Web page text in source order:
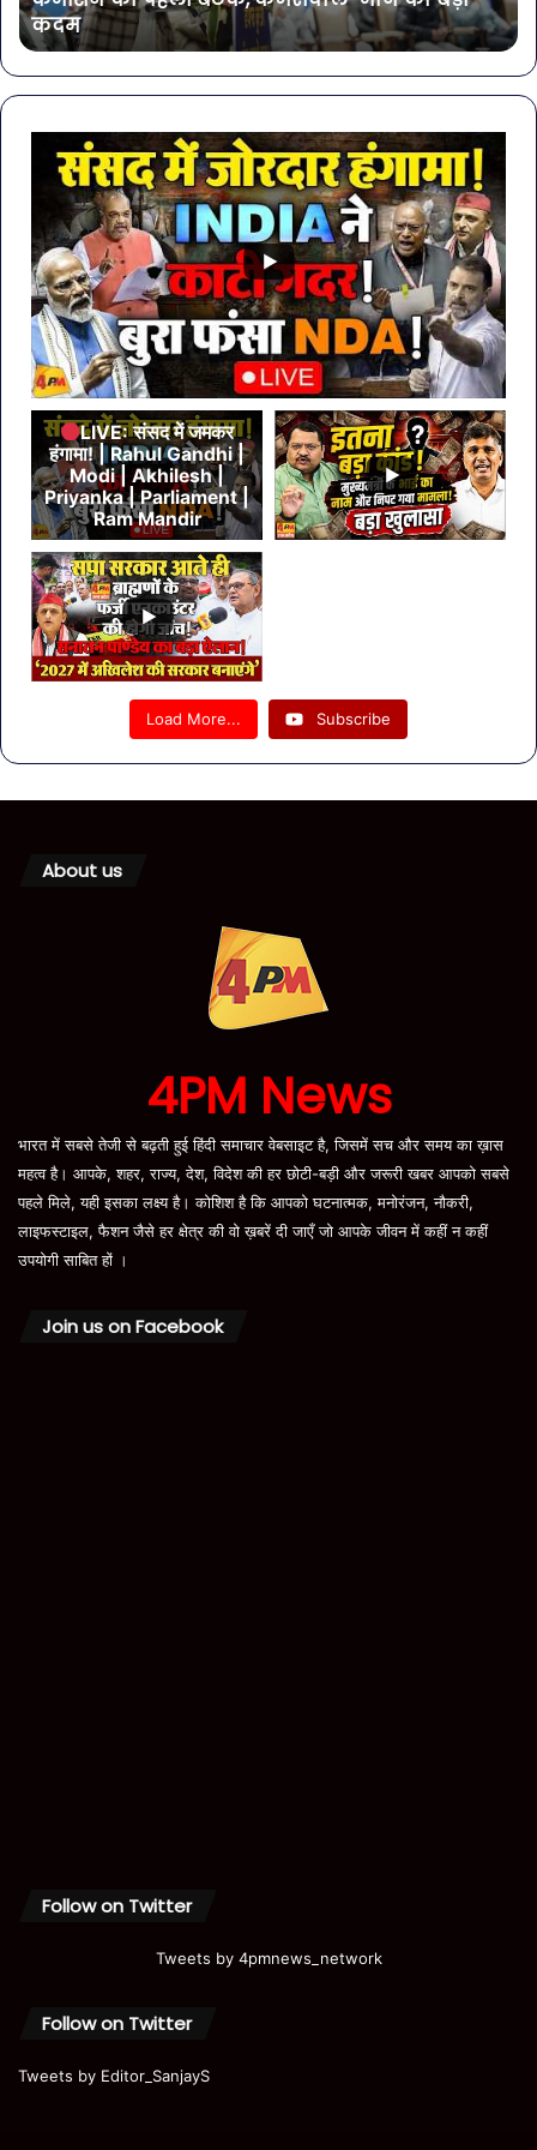
कमीशन
की
पहली
बैठक,
कदम
में
करें
ये
LIVE: संसद में जमकर
हंगामा! | Rahul Gandhi |
Modi | Akhilesh |
Priyanka | Parliament |
Ram Mandir
Load More... Subscribe
About us
4PM News
भारत में सबसे तेजी से बढ़ती हुई हिंदी समाचार वेबसाइट है, जिसमें सच और समय का ख़ास
महत्व है। आपके, शहर, राज्य, देश, विदेश की हर छोटी-बड़ी और जरूरी खबर आपको सबसे
पहले मिले, यही इसका लक्ष्य है। कोशिश है कि आपको घटनात्मक, मनोरंजन, नौकरी,
लाइफस्टाइल, फैशन जैसे हर क्षेत्र की वो ख़बरें दी जाएँ जो आपके जीवन में कहीं न कहीं
उपयोगी साबित हों ।
Join us on Facebook
Follow on Twitter
Tweets by 4pmnews_network
Follow on Twitter
Tweets by Editor_SanjayS